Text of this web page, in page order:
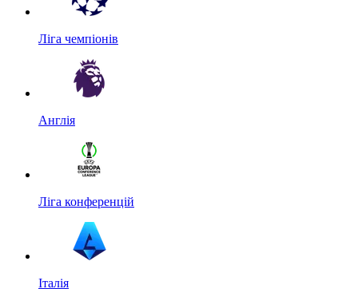
Ліга чемпіонів
Англія
Ліга конференцій
Італія